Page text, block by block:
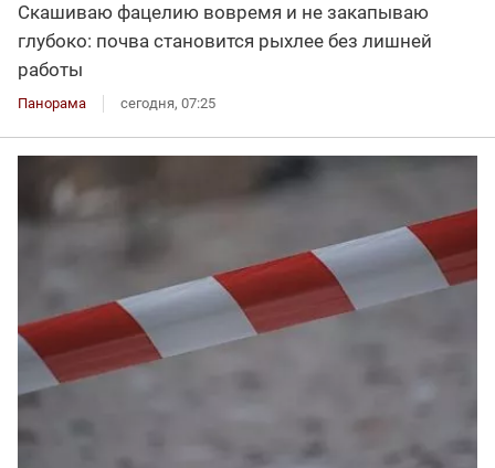
Скашиваю фацелию вовремя и не закапываю
глубоко: почва становится рыхлее без лишней
работы
Панорама сегодня, 07:25